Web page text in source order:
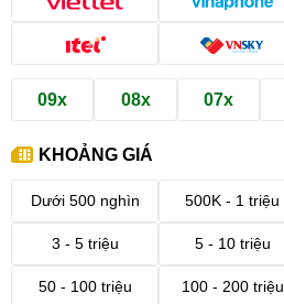
09x 08x 07x
KHOẢNG GIÁ
Dưới 500 nghìn 500K - 1 triệu
3 - 5 triệu 5 - 10 triệu
50 - 100 triệu 100 - 200 triệu